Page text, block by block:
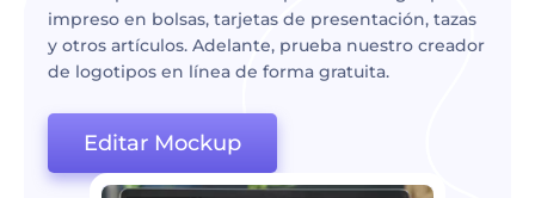
impreso en bolsas, tarjetas de presentación, tazas
y otros artículos. Adelante, prueba nuestro creador
de logotipos en línea de forma gratuita.
Editar Mockup